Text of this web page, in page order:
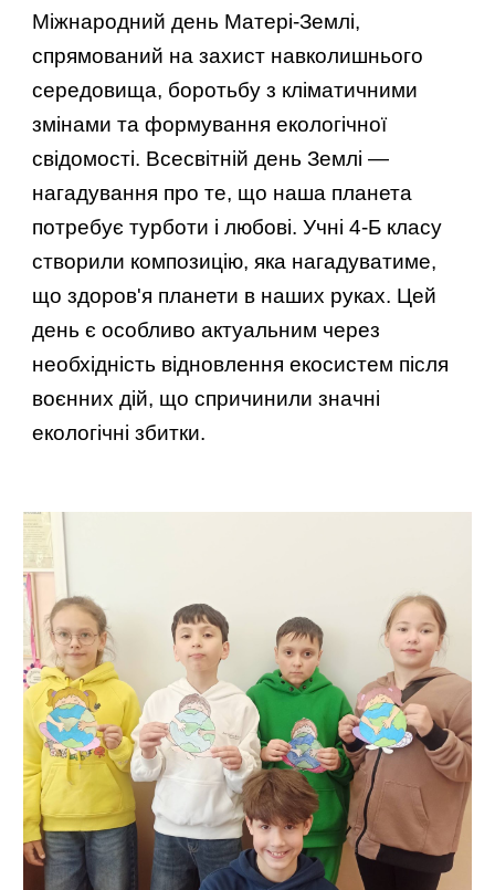
Міжнародний день Матері-Землі,
спрямований на захист навколишнього
середовища, боротьбу з кліматичними
змінами та формування екологічної
свідомості. Всесвітній день Землі —
нагадування про те, що наша планета
потребує турботи і любові. Учні 4-Б класу
створили композицію, яка нагадуватиме,
що здоров'я планети в наших руках. Цей
день є особливо актуальним через
необхідність відновлення екосистем після
воєнних дій, що спричинили значні
екологічні збитки.